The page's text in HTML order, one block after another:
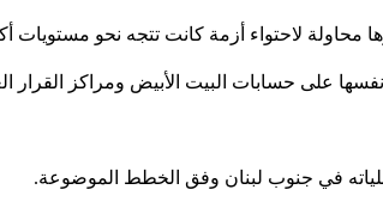
محاولة لاحتواء أزمة كانت تتجه نحو مستويات
على حسابات البيت الأبيض ومراكز القرار
في جنوب لبنان وفق الخطط الموضوعة.